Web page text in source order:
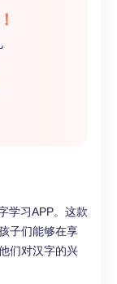
学习APP。这款
子们能够在享
们对汉字的兴